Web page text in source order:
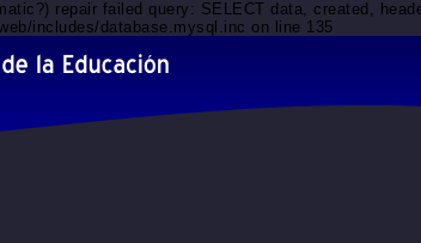
repair failed query: SELECT data, created,
includes/database.mysql.inc on line 135